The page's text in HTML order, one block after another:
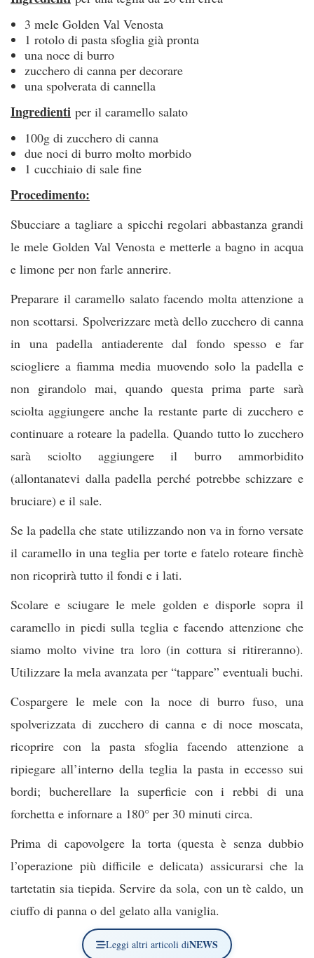
3 mele Golden Val Venosta
1 rotolo di pasta sfoglia già pronta
una noce di burro
zucchero di canna per decorare
una spolverata di cannella
Ingredienti per il caramello salato
100g di zucchero di canna
due noci di burro molto morbido
1 cucchiaio di sale fine
Procedimento:
Sbucciare a tagliare a spicchi regolari abbastanza grandi
le mele Golden Val Venosta e metterle a bagno in acqua
e limone per non farle annerire.
Preparare il caramello salato facendo molta attenzione a
non scottarsi. Spolverizzare metà dello zucchero di canna
in una padella antiaderente dal fondo spesso e far
sciogliere a fiamma media muovendo solo la padella e
non girandolo mai, quando questa prima parte sarà
sciolta aggiungere anche la restante parte di zucchero e
continuare a roteare la padella. Quando tutto lo zucchero
sarà sciolto aggiungere il burro ammorbidito
(allontanatevi dalla padella perché potrebbe schizzare e
bruciare) e il sale.
Se la padella che state utilizzando non va in forno versate
il caramello in una teglia per torte e fatelo roteare finchè
non ricoprirà tutto il fondi e i lati.
Scolare e sciugare le mele golden e disporle sopra il
caramello in piedi sulla teglia e facendo attenzione che
siamo molto vivine tra loro (in cottura si ritireranno).
Utilizzare la mela avanzata per “tappare” eventuali buchi.
Cospargere le mele con la noce di burro fuso, una
spolverizzata di zucchero di canna e di noce moscata,
ricoprire con la pasta sfoglia facendo attenzione a
ripiegare all’interno della teglia la pasta in eccesso sui
bordi; bucherellare la superficie con i rebbi di una
forchetta e infornare a 180° per 30 minuti circa.
Prima di capovolgere la torta (questa è senza dubbio
l’operazione più difficile e delicata) assicurarsi che la
tartetatin sia tiepida. Servire da sola, con un tè caldo, un
ciuffo di panna o del gelato alla vaniglia.
Leggi altri articoli diNEWS